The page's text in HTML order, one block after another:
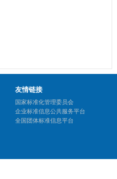
友情链接
国家标准化管理委员会
企业标准信息公共服务平台
全国团体标准信息平台